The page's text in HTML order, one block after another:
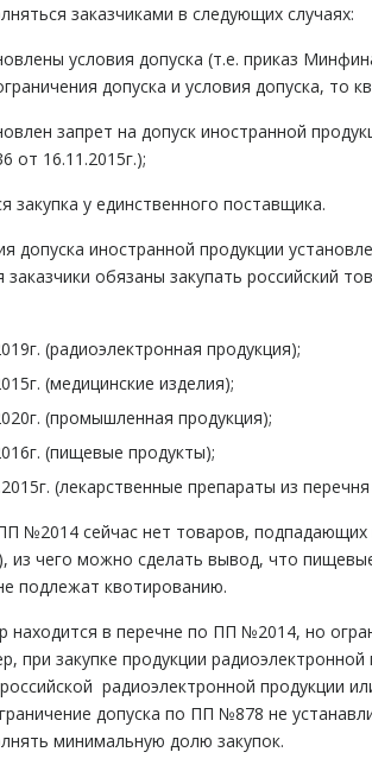
заказчиками в следующих случаях:
условия допуска (т.е. приказ
допуска и условия допуска, то
запрет на допуск иностранной
от 16.11.2015г.);
закупка у единственного поставщика.
допуска иностранной продукции
заказчики обязаны закупать российский
(радиоэлектронная продукция);
(медицинские изделия);
(промышленная продукция);
(пищевые продукты);
(лекарственные препараты из
№2014 сейчас нет товаров, подпадающих
чего можно сделать вывод, что
подлежат квотированию.
находится в перечне по ПП №2014, но
при закупке продукции
радиоэлектронной продукции
допуска по ПП №878 не
минимальную долю закупок.